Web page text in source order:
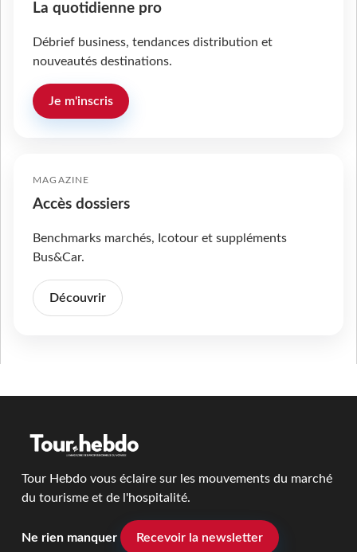
La quotidienne pro
Débrief business, tendances distribution et
nouveautés destinations.
Je m'inscris
MAGAZINE
Accès dossiers
Benchmarks marchés, Icotour et suppléments
Bus&Car.
Découvrir
Tour Hebdo vous éclaire sur les mouvements du marché
du tourisme et de l'hospitalité.
Ne rien manquer Recevoir la newsletter